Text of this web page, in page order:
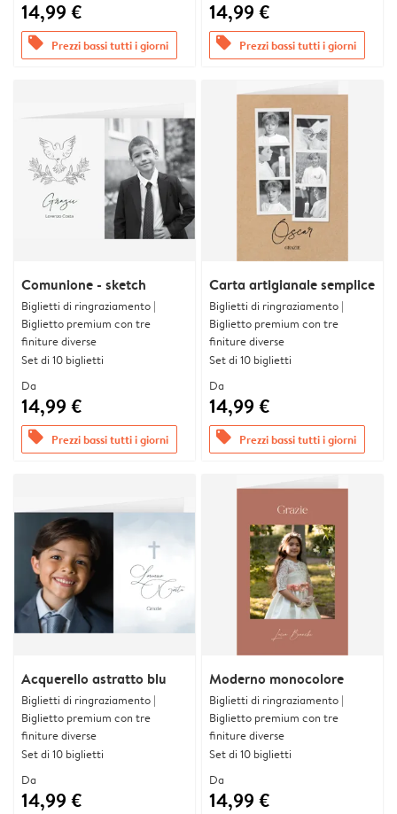
14,99 €
offers Prezzi bassi tutti i giorni
14,99 €
offers Prezzi bassi tutti i giorni
Comunione - sketch
Biglietti di ringraziamento |
Biglietto premium con tre
finiture diverse
Set di 10 biglietti
Da
14,99 €
offers Prezzi bassi tutti i giorni
Carta artigianale semplice
Biglietti di ringraziamento |
Biglietto premium con tre
finiture diverse
Set di 10 biglietti
Da
14,99 €
offers Prezzi bassi tutti i giorni
Acquerello astratto blu
Biglietti di ringraziamento |
Biglietto premium con tre
finiture diverse
Set di 10 biglietti
Da
14,99 €
Moderno monocolore
Biglietti di ringraziamento |
Biglietto premium con tre
finiture diverse
Set di 10 biglietti
Da
14,99 €